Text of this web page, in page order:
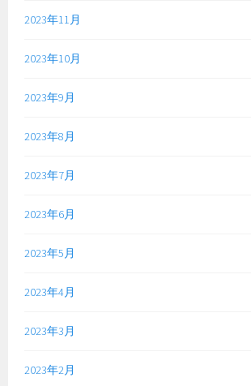
2023年11月
2023年10月
2023年9月
2023年8月
2023年7月
2023年6月
2023年5月
2023年4月
2023年3月
2023年2月